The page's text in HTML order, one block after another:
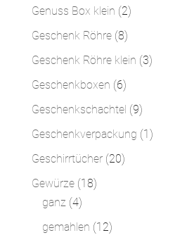
Produkte
Genuss Box klein 22
Geschenk Röhre 88
Produkte
Geschenk Röhre klein 33
Geschenkboxen 66
Produkte
Geschenkschachtel 99
Produkte
Geschenkverpackung 11
Geschirrtücher 2020
Gewürze 1818
ganz 44
Produkte
gemahlen 1212